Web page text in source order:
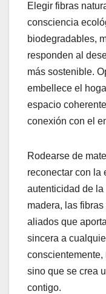
Elegir fibras
consciencia
biodegradables,
responden al
más sostenible.
embellece el
espacio
conexión con el
Rodearse de
reconectar con la
autenticidad de
madera, las
aliados que
sincera a
conscientemente,
sino que se crea
contigo.